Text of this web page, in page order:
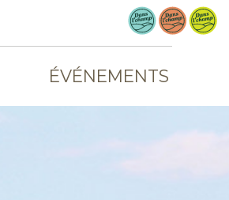
ÉVÉNEMENTS